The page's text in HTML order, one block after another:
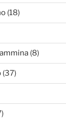
(18)
(8)
(37)